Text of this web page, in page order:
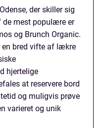
der skiller sig
mest populære er
og Brunch Organic.
en bred vifte af lækre
hjertelige
at reservere bord
og muligvis prøve
varieret og unik